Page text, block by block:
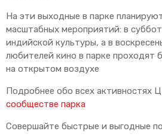
Правила проезда
Для маломобильных
пассажиров
На эти выходные в парке
масштабных мероприятий: в
индийской культуры, а в
любителей кино в парке проходят
на открытом воздухе
Подробнее обо всех активностях
сообществе парка
Совершайте быстрые и выгодные